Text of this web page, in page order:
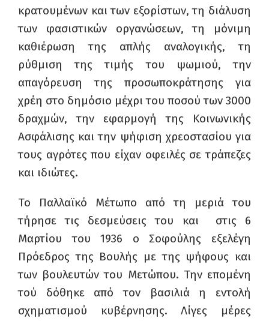
κρατουμένων και των εξορίστων, τη διάλυση
των φασιστικών οργανώσεων, τη μόνιμη
καθιέρωση της απλής αναλογικής, τη
ρύθμιση της τιμής του ψωμιού, την
απαγόρευση της προσωποκράτησης για
χρέη στο δημόσιο μέχρι του ποσού των 3000
δραχμών, την εφαρμογή της Κοινωνικής
Ασφάλισης και την ψήφιση χρεοστασίου για
τους αγρότες που είχαν οφειλές σε τράπεζες
και ιδιώτες.
Το Παλλαϊκό Μέτωπο από τη μεριά του
τήρησε τις δεσμεύσεις του και στις 6
Μαρτίου του 1936 ο Σοφούλης εξελέγη
Πρόεδρος της Βουλής με της ψήφους και
των βουλευτών του Μετώπου. Την επομένη
τού δόθηκε από τον βασιλιά η εντολή
σχηματισμού κυβέρνησης. Λίγες μέρες